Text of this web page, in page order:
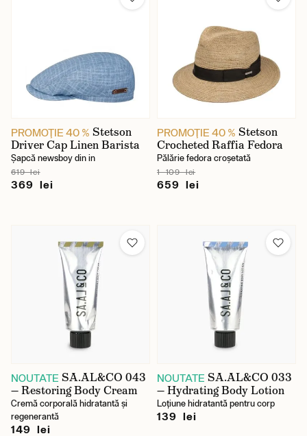
PROMOŢIE 40 % Stetson
Driver Cap Linen Barista
Șapcă newsboy din in
619 lei
369 lei
PROMOŢIE 40 % Stetson
Crocheted Raffia Fedora
Pălărie fedora croșetată
1 109 lei
659 lei
NOUTATE SA.AL&CO 043
— Restoring Body Cream
Cremă corporală hidratantă și
regenerantă
149 lei
NOUTATE SA.AL&CO 033
— Hydrating Body Lotion
Loțiune hidratantă pentru corp
139 lei